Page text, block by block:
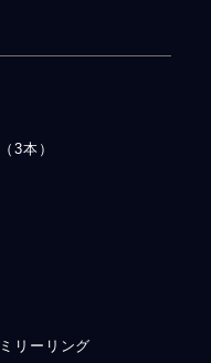
3本）
リーリング